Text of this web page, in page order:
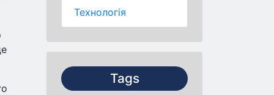
Технологія
Tags